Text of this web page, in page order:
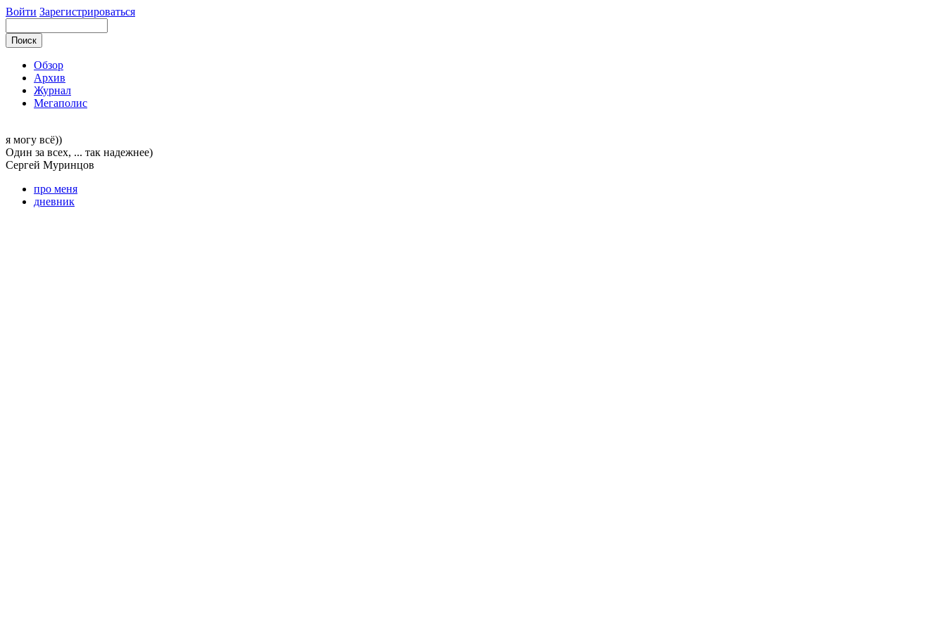
Войти Зарегистрироваться
Обзор
Архив
Журнал
Мегаполис
я могу всё))
Один за всех, ... так надежнее)
Сергей Муринцов
про меня
дневник